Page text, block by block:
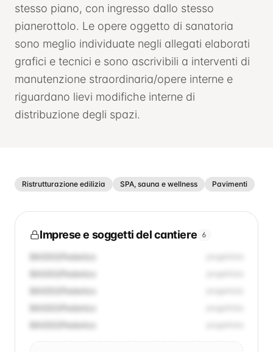
stesso piano, con ingresso dallo stesso
pianerottolo. Le opere oggetto di sanatoria
sono meglio individuate negli allegati elaborati
grafici e tecnici e sono ascrivibili a interventi di
manutenzione straordinaria/opere interne e
riguardano lievi modifiche interne di
distribuzione degli spazi.
Ristrutturazione edilizia SPA, sauna e wellness Pavimenti
Imprese e soggetti del cantiere 6
BASSO/Federico
BASSO/Federico
BASSO/Federico
BASSO/Federico
BASSO/Federico